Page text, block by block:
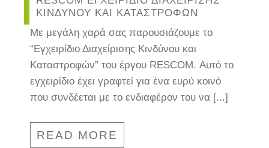
ΚΙΝΔΥΝΟΥ ΚΑΙ ΚΑΤΑΣΤΡΟΦΩΝ
Με μεγάλη χαρά σας παρουσιάζουμε το
“Εγχειρίδιο Διαχείρισης Κινδύνου και
Καταστροφών” του έργου RESCOM. Αυτό το
εγχειρίδιο έχει γραφτεί για ένα ευρύ κοινό
που συνδέεται με το ενδιαφέρον του να [...]
READ MORE